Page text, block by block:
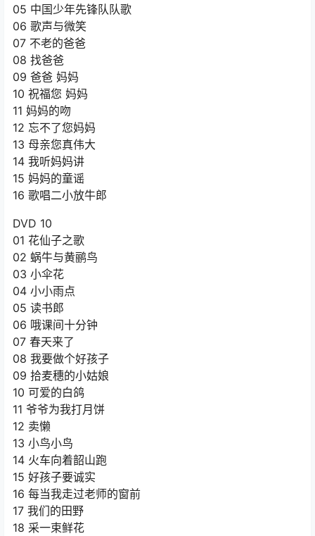
05 中国少年先锋队队歌
06 歌声与微笑
07 不老的爸爸
08 找爸爸
09 爸爸 妈妈
10 祝福您 妈妈
11 妈妈的吻
12 忘不了您妈妈
13 母亲您真伟大
14 我听妈妈讲
15 妈妈的童谣
16 歌唱二小放牛郎
DVD 10
01 花仙子之歌
02 蜗牛与黄鹂鸟
03 小伞花
04 小小雨点
05 读书郎
06 哦课间十分钟
07 春天来了
08 我要做个好孩子
09 拾麦穗的小姑娘
10 可爱的白鸽
11 爷爷为我打月饼
12 卖懒
13 小鸟小鸟
14 火车向着韶山跑
15 好孩子要诚实
16 每当我走过老师的窗前
17 我们的田野
18 采一束鲜花